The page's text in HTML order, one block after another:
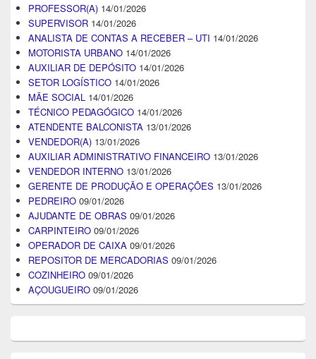
PROFESSOR(A) 14/01/2026
SUPERVISOR 14/01/2026
ANALISTA DE CONTAS A RECEBER – UTI 14/01/2026
MOTORISTA URBANO 14/01/2026
AUXILIAR DE DEPÓSITO 14/01/2026
SETOR LOGÍSTICO 14/01/2026
MÃE SOCIAL 14/01/2026
TÉCNICO PEDAGÓGICO 14/01/2026
ATENDENTE BALCONISTA 13/01/2026
VENDEDOR(A) 13/01/2026
AUXILIAR ADMINISTRATIVO FINANCEIRO 13/01/2026
VENDEDOR INTERNO 13/01/2026
GERENTE DE PRODUÇÃO E OPERAÇÕES 13/01/2026
PEDREIRO 09/01/2026
AJUDANTE DE OBRAS 09/01/2026
CARPINTEIRO 09/01/2026
OPERADOR DE CAIXA 09/01/2026
REPOSITOR DE MERCADORIAS 09/01/2026
COZINHEIRO 09/01/2026
AÇOUGUEIRO 09/01/2026